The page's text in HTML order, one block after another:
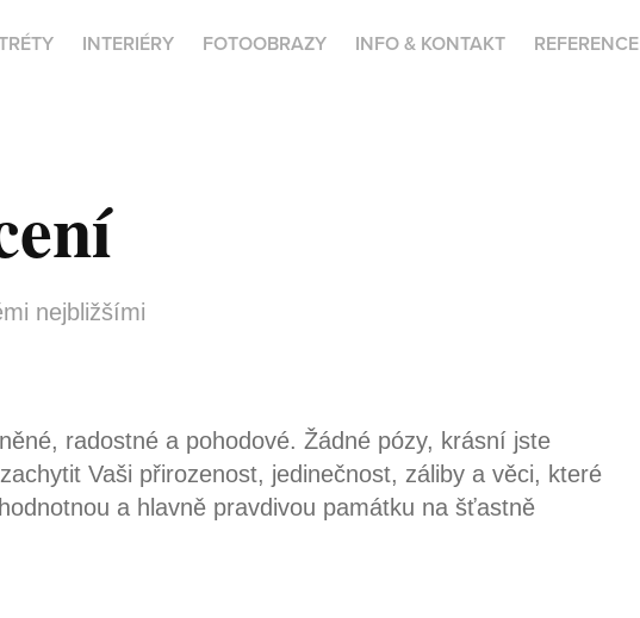
INTERIÉRY FOTOOBRAZY INFO & KONTAKT REFERENCE
nejbližšími
radostné a pohodové. Žádné pózy, krásní jste
Vaši přirozenost, jedinečnost, záliby a věci, které
a hlavně pravdivou památku na šťastně